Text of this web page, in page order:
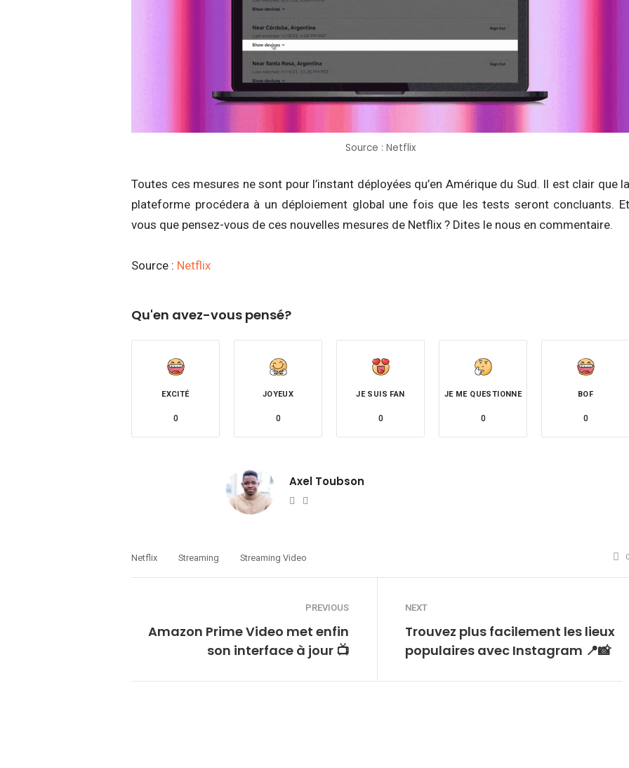
Source : Netflix
Toutes ces mesures ne sont pour l’instant déployées qu’en Amérique du Sud. Il est clair que la
plateforme procédera à un déploiement global une fois que les tests seront concluants. Et
vous que pensez-vous de ces nouvelles mesures de Netflix ? Dites le nous en commentaire.
Source : Netflix
Qu'en avez-vous pensé?
EXCITÉ
0
JOYEUX
0
JE SUIS FAN
0
JE ME QUESTIONNE
0
BOF
0
Axel Toubson
Website
Netflix Streaming Streaming Video 0
PREVIOUS
Amazon Prime Video met enfin
son interface à jour 📺
NEXT
Trouvez plus facilement les lieux
populaires avec Instagram 📍📸